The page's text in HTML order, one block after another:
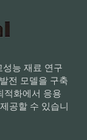
능 재료 연구
전 모델을 구축
적화에서 응용
공할 수 있습니